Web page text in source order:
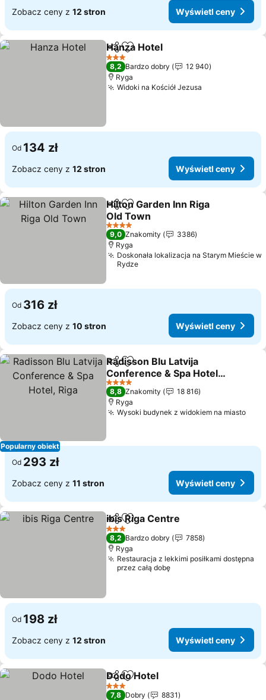
Zobacz ceny z 12 stron Wyświetl ceny
Udostępnij
Dodaj do ulubionych
Hanza Hotel
3 Kategoria
8,2 Bardzo dobry
12 940
Ryga
Widoki na Kościół Jezusa
Od 134 zł
Zobacz ceny z 12 stron Wyświetl ceny
Udostępnij
Dodaj do ulubionych
Hilton Garden Inn Riga
Old Town
4 Kategoria
9,0 Znakomity
3386
Ryga
Doskonała lokalizacja na Starym Mieście w
Rydze
Od 316 zł
Zobacz ceny z 10 stron Wyświetl ceny
Popularny obiekt
UdostępnijDodaj do ulubionych
Radisson Blu Latvija
Conference & Spa Hotel,
Riga
4 Kategoria
8,8 Znakomity
18 816
Ryga
Wysoki budynek z widokiem na miasto
Od 293 zł
Zobacz ceny z 11 stron Wyświetl ceny
Udostępnij
Dodaj do ulubionych
ibis Riga Centre
3 Kategoria
8,2 Bardzo dobry
7858
Ryga
Restauracja z lekkimi posiłkami dostępna
przez całą dobę
Od 198 zł
Zobacz ceny z 12 stron Wyświetl ceny
Udostępnij
Dodaj do ulubionych
Dodo Hotel
3 Kategoria
7,8 Dobry
8831